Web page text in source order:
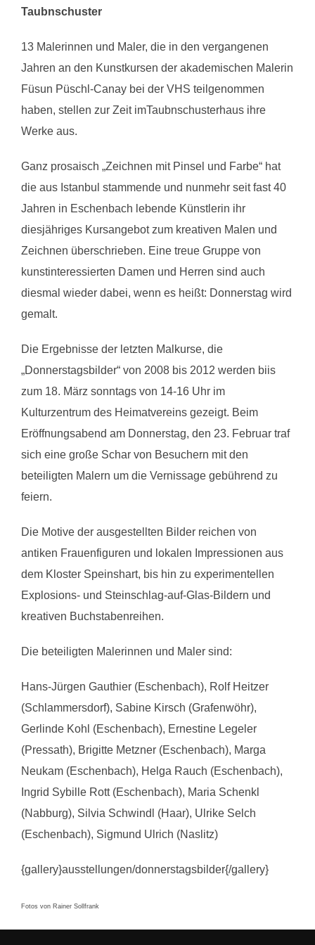
Taubnschuster
13 Malerinnen und Maler, die in den vergangenen
Jahren an den Kunstkursen der akademischen Malerin
Füsun Püschl-Canay bei der VHS teilgenommen
haben, stellen zur Zeit imTaubnschusterhaus ihre
Werke aus.
Ganz prosaisch „Zeichnen mit Pinsel und Farbe“ hat
die aus Istanbul stammende und nunmehr seit fast 40
Jahren in Eschenbach lebende Künstlerin ihr
diesjähriges Kursangebot zum kreativen Malen und
Zeichnen überschrieben. Eine treue Gruppe von
kunstinteressierten Damen und Herren sind auch
diesmal wieder dabei, wenn es heißt: Donnerstag wird
gemalt.
Die Ergebnisse der letzten Malkurse, die
„Donnerstagsbilder“ von 2008 bis 2012 werden biis
zum 18. März sonntags von 14-16 Uhr im
Kulturzentrum des Heimatvereins gezeigt. Beim
Eröffnungsabend am Donnerstag, den 23. Februar traf
sich eine große Schar von Besuchern mit den
beteiligten Malern um die Vernissage gebührend zu
feiern.
Die Motive der ausgestellten Bilder reichen von
antiken Frauenfiguren und lokalen Impressionen aus
dem Kloster Speinshart, bis hin zu experimentellen
Explosions- und Steinschlag-auf-Glas-Bildern und
kreativen Buchstabenreihen.
Die beteiligten Malerinnen und Maler sind:
Hans-Jürgen Gauthier (Eschenbach), Rolf Heitzer
(Schlammersdorf), Sabine Kirsch (Grafenwöhr),
Gerlinde Kohl (Eschenbach), Ernestine Legeler
(Pressath), Brigitte Metzner (Eschenbach), Marga
Neukam (Eschenbach), Helga Rauch (Eschenbach),
Ingrid Sybille Rott (Eschenbach), Maria Schenkl
(Nabburg), Silvia Schwindl (Haar), Ulrike Selch
(Eschenbach), Sigmund Ulrich (Naslitz)
{gallery}ausstellungen/donnerstagsbilder{/gallery}
Fotos von Rainer Sollfrank